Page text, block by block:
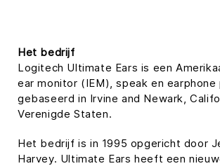
Het bedrijf
Logitech Ultimate Ears is een
ear monitor (IEM), speak en earphone
gebaseerd in Irvine and Newark,
Verenigde Staten.
Het bedrijf is in 1995 opgericht door
Harvey. Ultimate Ears heeft een